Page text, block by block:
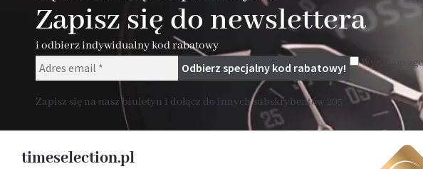
Zapisz się do newslettera
i odbierz indywidualny kod rabatowy
Wyrażam
Zapisz się na nasz biuletyn i dołącz do innych subskrybentów 205 .
timeselection.pl